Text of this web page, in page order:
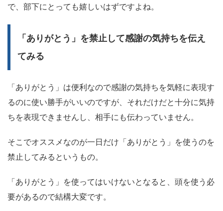
で、部下にとっても嬉しいはずですよね。
「ありがとう」を禁止して感謝の気持ちを伝え
てみる
「ありがとう」は便利なので感謝の気持ちを気軽に表現す
るのに使い勝手がいいのですが、それだけだと十分に気持
ちを表現できませんし、相手にも伝わっていません。
そこでオススメなのが一日だけ「ありがとう」を使うのを
禁止してみるというもの。
「ありがとう」を使ってはいけないとなると、頭を使う必
要があるので結構大変です。